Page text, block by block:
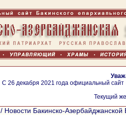
С 26 декабря 2021 года официальный
Текущий
/ Новости Бакинско-Азербайджанской